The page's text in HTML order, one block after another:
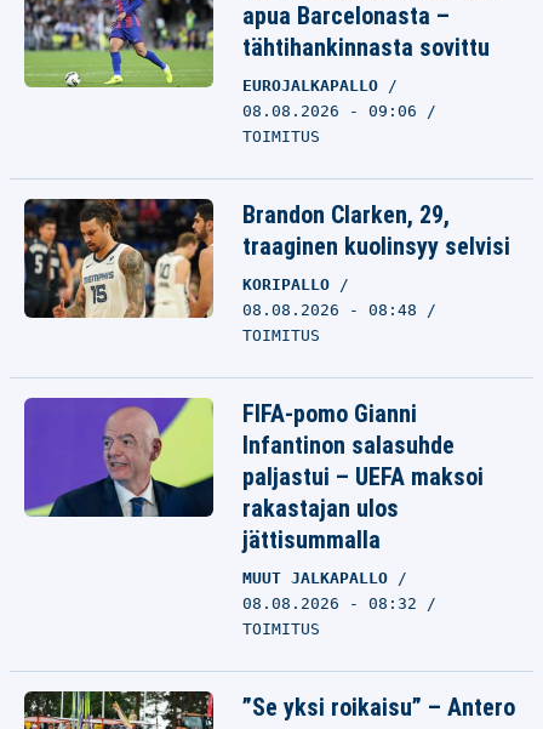
apua Barcelonasta –
tähtihankinnasta sovittu
EUROJALKAPALLO
08.08.2026 - 09:06
TOIMITUS
Brandon Clarken, 29,
traaginen kuolinsyy selvisi
KORIPALLO
08.08.2026 - 08:48
TOIMITUS
FIFA-pomo Gianni
Infantinon salasuhde
paljastui – UEFA maksoi
rakastajan ulos
jättisummalla
MUUT JALKAPALLO
08.08.2026 - 08:32
TOIMITUS
”Se yksi roikaisu” – Antero